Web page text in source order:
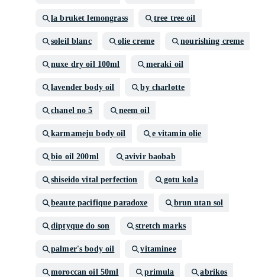
la bruket lemongrass tree tree oil
soleil blanc olie creme nourishing creme
nuxe dry oil 100ml meraki oil
lavender body oil by charlotte
chanel no 5 neem oil
karmameju body oil e vitamin olie
bio oil 200ml avivir baobab
shiseido vital perfection gotu kola
beaute pacifique paradoxe brun utan sol
diptyque do son stretch marks
palmer's body oil vitaminee
moroccan oil 50ml primula abrikos